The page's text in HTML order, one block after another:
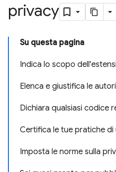
privacy
Su questa pagina
Indica lo scopo
Elenca e giustifica le
Dichiara qualsiasi codice
Certifica le tue pratiche di
Imposta le norme sulla